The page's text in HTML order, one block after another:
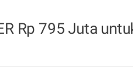
Rp 795 Juta